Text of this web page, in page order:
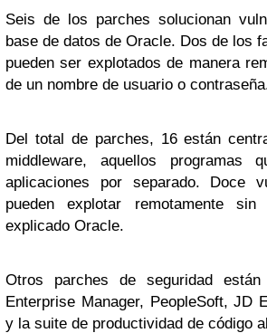
Seis de los parches solucionan
base de datos de Oracle. Dos de los
pueden ser explotados de manera
de un nombre de usuario o
Del total de parches, 16 están
middleware, aquellos programas
aplicaciones por separado. Doce
pueden explotar remotamente sin
explicado Oracle.
Otros parches de seguridad están
Enterprise Manager, PeopleSoft, JD
y la suite de productividad de código